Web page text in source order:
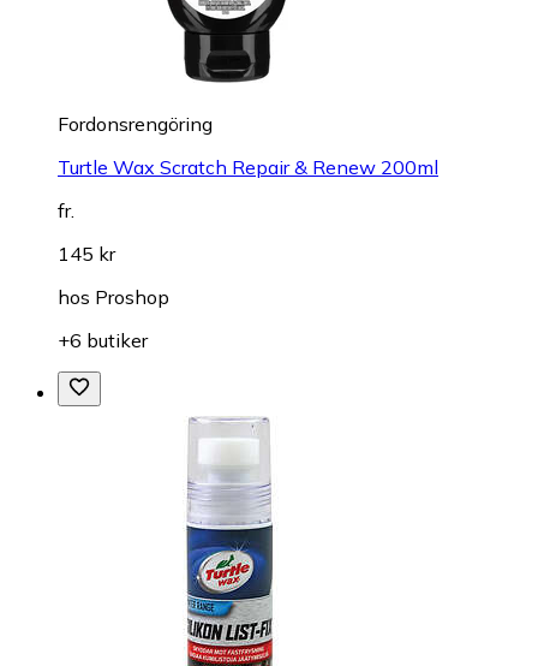
Fordonsrengöring
Turtle Wax Scratch Repair & Renew 200ml
fr.
145 kr
hos Proshop
+6 butiker